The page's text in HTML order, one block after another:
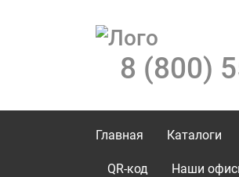
8 (800)
Главная Каталоги
QR-код Наши